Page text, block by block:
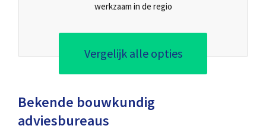
werkzaam in de regio
Vergelijk alle opties
Bekende bouwkundig
adviesbureaus